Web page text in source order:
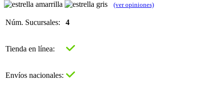
(ver opiniones)
Núm. Sucursales: 4
Tienda en línea:
Envíos nacionales: